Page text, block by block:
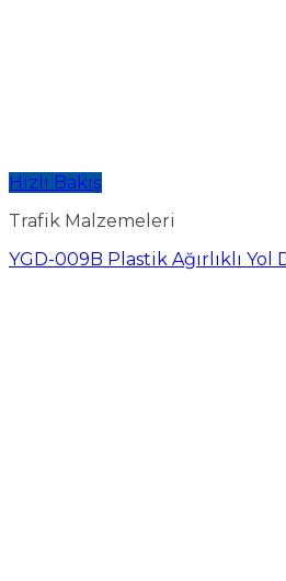
Hızlı Bakış
Trafik Malzemeleri
YGD-009B Plastik Ağırlıklı Yol